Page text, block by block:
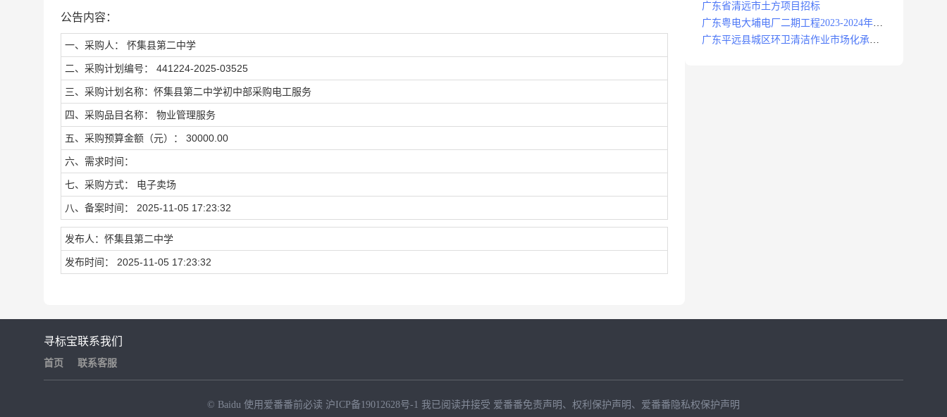
公告内容：
一、采购人： 怀集县第二中学
二、采购计划编号： 441224-2025-03525
三、采购计划名称：怀集县第二中学初中部采购电工服务
四、采购品目名称： 物业管理服务
五、采购预算金额（元）： 30000.00
六、需求时间：
七、采购方式： 电子卖场
八、备案时间： 2025-11-05 17:23:32
发布人：怀集县第二中学
发布时间： 2025-11-05 17:23:32
广东省清远市土方项目招标
广东粤电大埔电厂二期工程2023-2024年度
安保服务项目招标公告
广东平远县城区环卫清洁作业市场化承包
寻标宝
首页
联系我们
联系客服
© Baidu 使用爱番番前必读 沪ICP备19012628号-1 我已阅读并接受 爱番番免责声明 、 权利保护声明 、 爱番番隐私权保护声明